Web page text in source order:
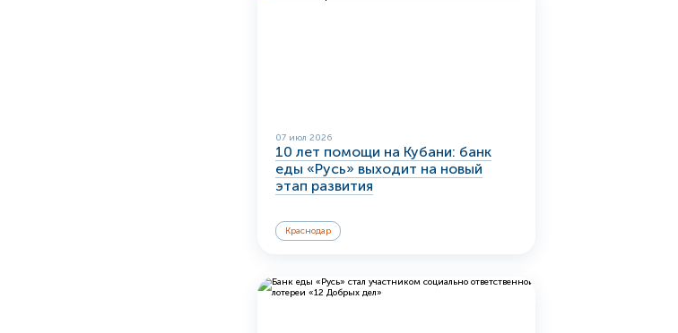
07 июл 2026
10 лет помощи на Кубани: банк
еды «Русь» выходит на новый
этап развития
Краснодар